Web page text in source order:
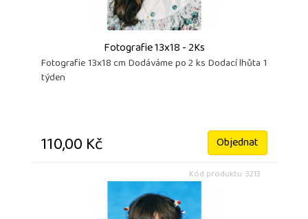
Fotografie 13x18 - 2Ks
Fotografie 13x18 cm Dodáváme po 2 ks Dodací lhůta 1
týden
110,00 Kč Objednat
Kód produktu: 3213